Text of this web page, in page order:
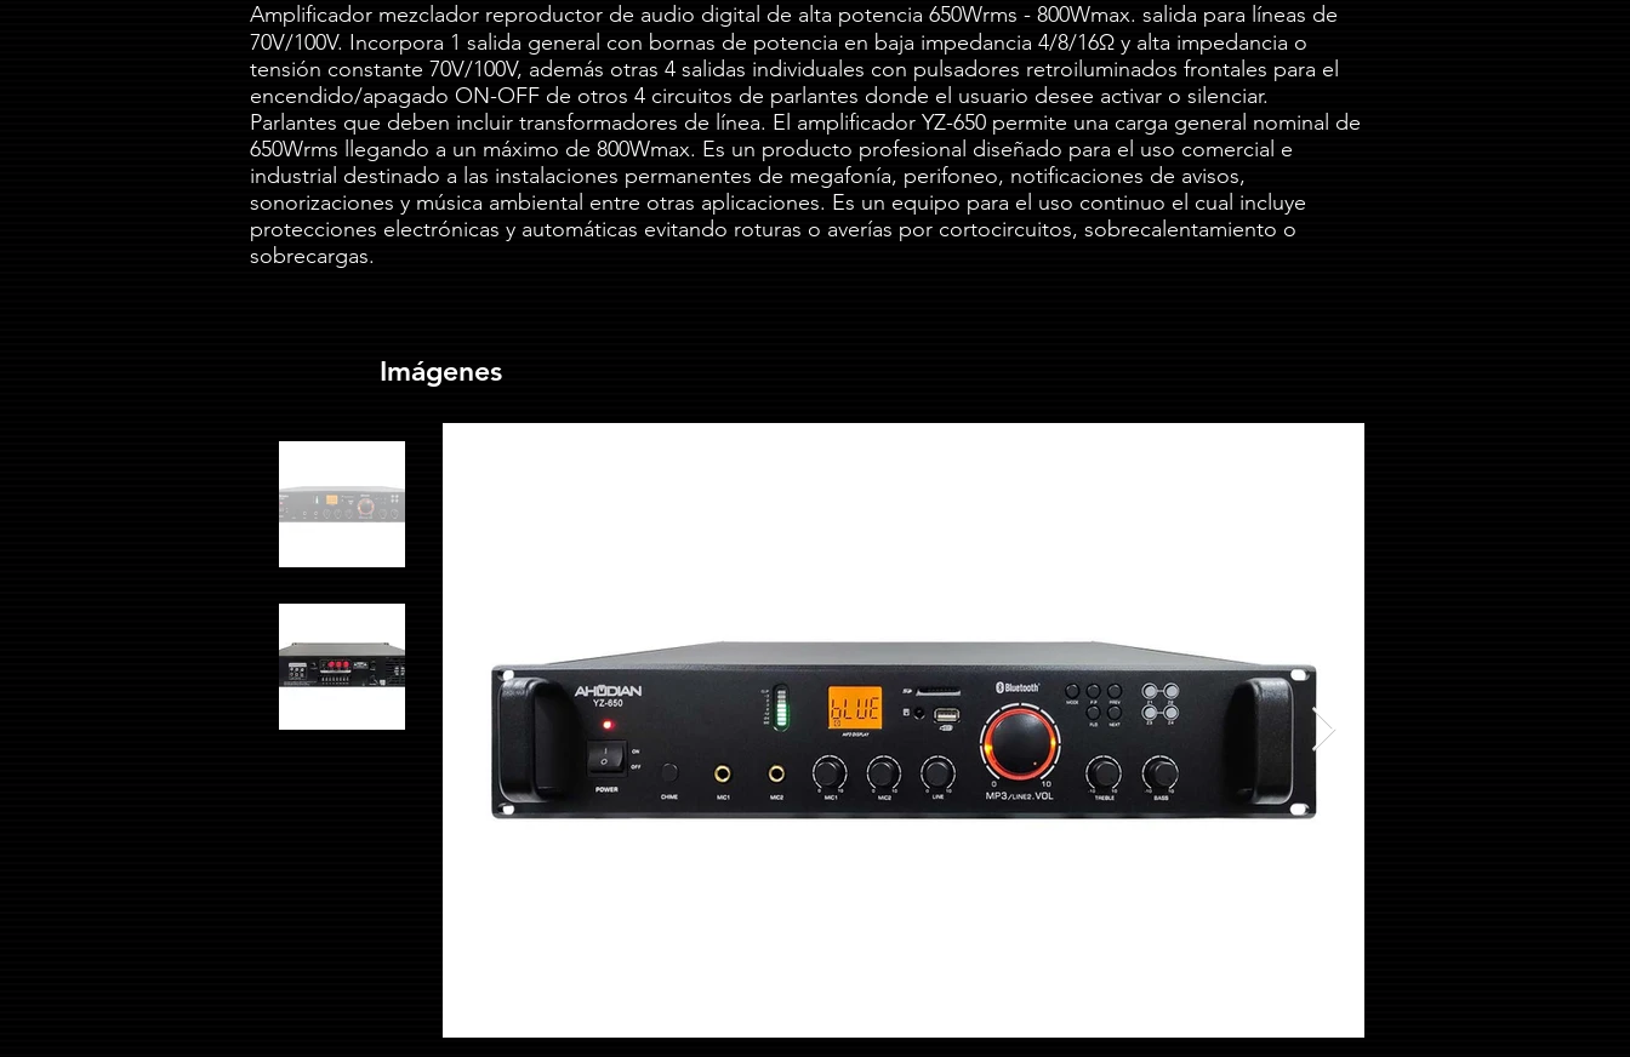
Amplificador mezclador reproductor de audio digital de alta potencia 650Wrms - 800Wmax. salida para líneas de
70V/100V. Incorpora 1 salida general con bornas de potencia en baja impedancia 4/8/16Ω y alta impedancia o
tensión constante 70V/100V, además otras 4 salidas individuales con pulsadores retroiluminados frontales para el
encendido/apagado ON-OFF de otros 4 circuitos de parlantes donde el usuario desee activar o silenciar.
Parlantes que deben incluir transformadores de línea. El amplificador YZ-650 permite una carga general nominal de
650Wrms llegando a un máximo de 800Wmax. Es un producto profesional diseñado para el uso comercial e
industrial destinado a las instalaciones permanentes de megafonía, perifoneo, notificaciones de avisos,
sonorizaciones y música ambiental entre otras aplicaciones. Es un equipo para el uso continuo el cual incluye
protecciones electrónicas y automáticas evitando roturas o averías por cortocircuitos, sobrecalentamiento o
sobrecargas.
Imágenes